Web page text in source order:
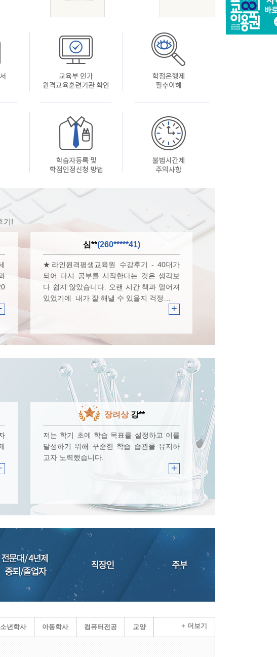
기!
심**(260*****41)
★라인원격평생교육원 수강후기 - ​40대가
되어 다시 공부를 시작한다는 것은 생각보
다 쉽지 않았습니다. 오랜 시간 책과 멀어져
있었기에 내가 잘 해낼 수 있을지 걱정…
+
장려상 강**
저는 학기 초에 학습 목표를 설정하고 이를
달성하기 위해 꾸준한 학습 습관을 유지하
고자 노력했습니다.
+
년학사 아동학사 컴퓨터전공 교양 + 더보기